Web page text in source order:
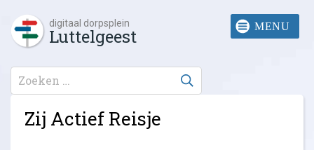
digitaal dorpsplein
Luttelgeest
Zij Actief Reisje